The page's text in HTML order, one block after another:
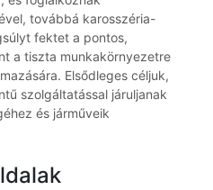
továbbá karosszéria-
fektet a pontos,
a tiszta munkakörnyezetre
Elsődleges céljuk,
szolgáltatással járuljanak
és járműveik